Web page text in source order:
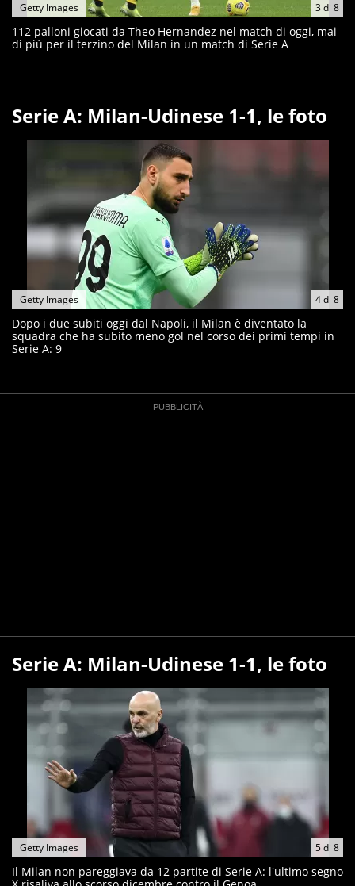
3di 8
Getty Images
112 palloni giocati da Theo Hernandez nel match di oggi, mai
di più per il terzino del Milan in un match di Serie A
Serie A: Milan-Udinese 1-1, le foto
4di 8
Getty Images
Dopo i due subiti oggi dal Napoli, il Milan è diventato la
squadra che ha subito meno gol nel corso dei primi tempi in
Serie A: 9
Serie A: Milan-Udinese 1-1, le foto
5di 8
Getty Images
Il Milan non pareggiava da 12 partite di Serie A: l'ultimo segno